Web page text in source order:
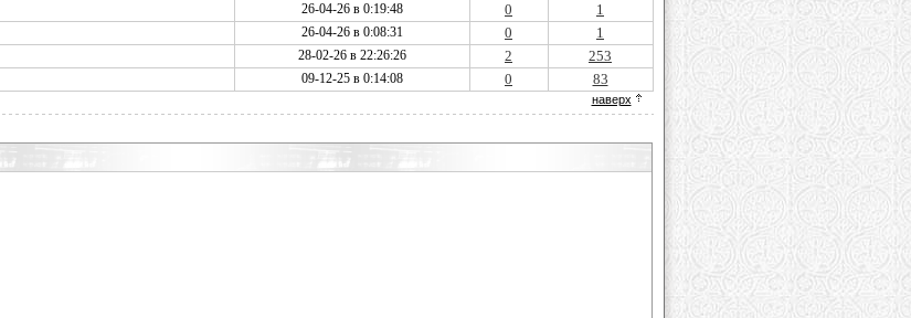
26-04-26 в 0:19:48 0 1
26-04-26 в 0:08:31 0 1
28-02-26 в 22:26:26 2 253
09-12-25 в 0:14:08 0 83
наверх